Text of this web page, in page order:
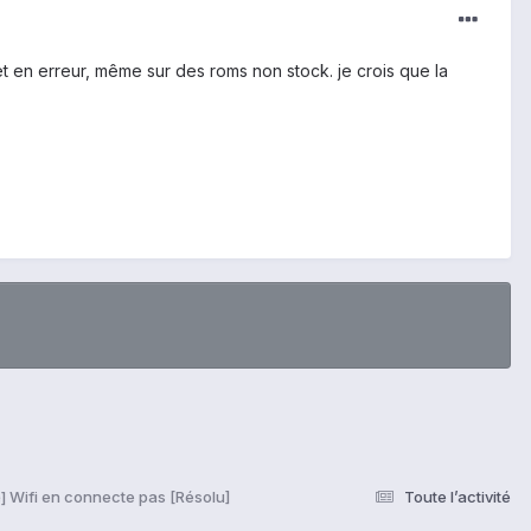
erreur, même sur des roms non stock. je crois que la
Toute l’activité
Wifi en connecte pas [Résolu]